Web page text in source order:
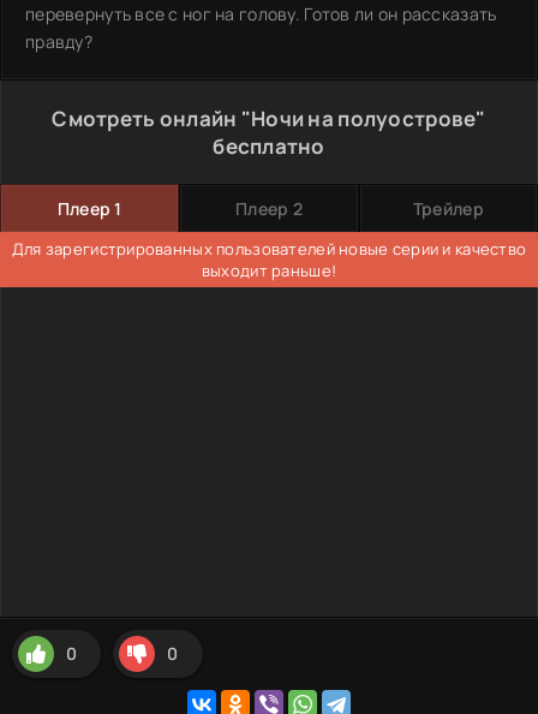
перевернуть все с ног на голову. Готов ли он рассказать
правду?
Смотреть онлайн "Ночи на полуострове"
бесплатно
Плеер 1 Плеер 2 Трейлер
Для зарегистрированных пользователей новые серии и качество
выходит раньше!
0 0